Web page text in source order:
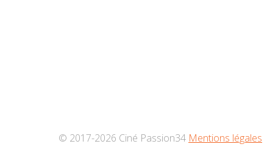
© 2017-2026 Ciné Passion34 Mentions légales